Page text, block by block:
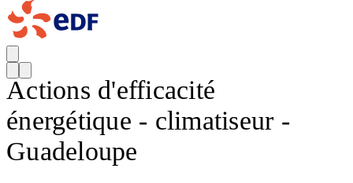
Actions d'efficacité
énergétique - climatiseur -
Guadeloupe